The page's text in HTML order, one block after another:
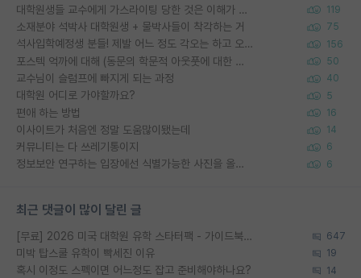
대학원생들 교수에게 가스라이팅 당한 것은 이해가 갑니다. 안타깝네요. 119
소재분야 석박사 대학원생 + 물박사들이 착각하는 거 75
석사입학예정생 분들! 제발 어느 정도 각오는 하고 오세요. 156
포스텍 억까에 대해 (동문의 학문적 아웃풋에 대한 반박) 50
교수님이 슬럼프에 빠지게 되는 과정 40
대학원 어디로 가야할까요? 5
편애 하는 방법 16
이사이트가 처음엔 정말 도움많이됐는데 14
커뮤니티는 다 쓰레기통이지 6
정보보안 연구하는 입장에선 식별가능한 사진을 올리는건 비추이긴함 6
최근 댓글이 많이 달린 글
[무료] 2026 미국 대학원 유학 스타터팩 - 가이드북 & 합격자 컨택메일 템플릿 647
미박 탑스쿨 유학이 빡세진 이유 19
혹시 이정도 스펙이면 어느정도 잡고 준비해야하나요? 14